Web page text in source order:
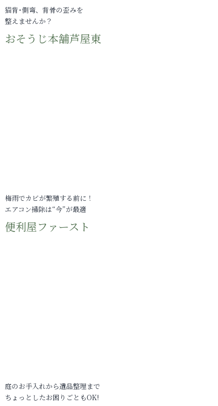
猫背･側弯、背骨の歪みを
整えませんか？
おそうじ本舗芦屋東
梅雨でカビが繁殖する前に！
エアコン掃除は“今”が最適
便利屋ファースト
庭のお手入れから遺品整理まで
ちょっとしたお困りごともOK!